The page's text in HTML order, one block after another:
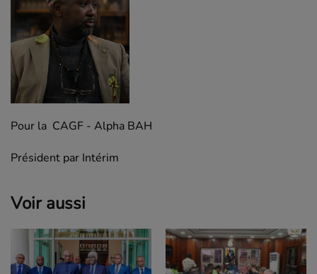
Pour la CAGF - Alpha BAH
Président par Intérim
Voir aussi